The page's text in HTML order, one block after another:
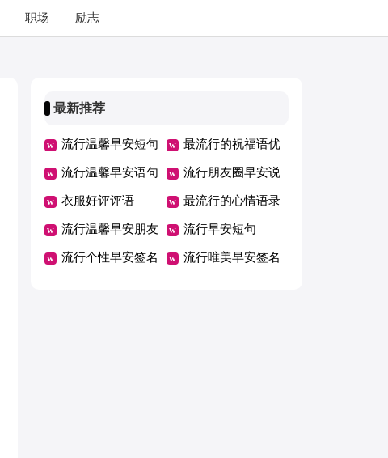
职场 励志
最新推荐
流行温馨早安短句 最流行的祝福语优
选
流行温馨早安语句 流行朋友圈早安说
说
衣服好评评语 最流行的心情语录
流行温馨早安朋友
圈
流行早安短句
流行个性早安签名 流行唯美早安签名